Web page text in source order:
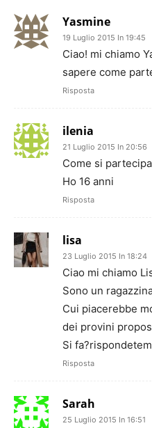
Yasmine
19 Luglio 2015 In 19:45
Ciao! mi chiamo
sapere come
Risposta
ilenia
21 Luglio 2015 In 20:56
Come si
Ho 16 anni
Risposta
lisa
23 Luglio 2015 In 18:24
Ciao mi chiamo
Sono un
Cui piacerebbe
dei provini
Si
Risposta
Sarah
25 Luglio 2015 In 16:51